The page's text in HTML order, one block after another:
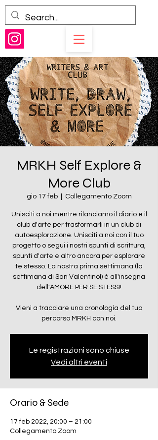
MRKH Self Explore &
More Club
gio 17 feb
  |
Collegamento Zoom
Unisciti a noi mentre rilanciamo il diario e il
club d'arte per trasformarli in un club di
autoesplorazione. Unisciti a noi con il tuo
progetto o segui i nostri spunti di scrittura,
spunti d'arte e altro ancora per esplorare
te stesso. La nostra prima settimana (la
settimana di San Valentino!) è all'insegna
dell'AMORE PER SE STESSI!
Vieni a tracciare una cronologia del tuo
percorso MRKH con noi.
Le registrazioni sono chiuse
Vedi altri eventi
Orario & Sede
17 feb 2022, 20:00 – 21:00
Collegamento Zoom